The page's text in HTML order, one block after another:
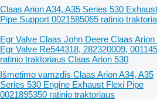
Claas Arion A34, A35 Series 530 Exhaust
Pipe Support 0021585065 ratinio
Egr Valve Claas John Deere Claas Arion
Egr Valve Re544318, 282320009, 001145
ratinio traktoriaus Claas Arion 530
Išmetimo vamzdis Claas Arion A34, A35
Series 530 Engine Exhaust Flexi Pipe
0021895350 ratinio traktoriaus